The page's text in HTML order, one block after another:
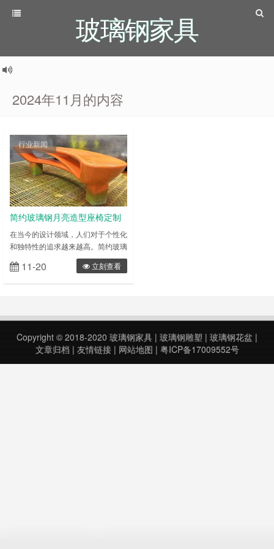
玻璃钢家具
2024年11月的内容
行业新闻
简约玻璃钢月亮造型座椅定制
在当今的设计领域，人们对于个性化
和独特性的追求越来越高。简约玻璃
钢月亮造型座椅定制，以其独特的设
计和高品质的材料，成为了众多场所
的理想选择。这款座椅不仅具有艺术
灵感 月亮，作为夜空中最美丽的天
体之一，一直以来都给人们带来无尽
的遐想和灵感。简约玻璃钢月亮造型
座椅的设计灵感正是来源于月亮的形
11-20 立刻查看
Copyright © 2018-2020 玻璃钢家具 | 玻璃钢雕塑 | 玻璃钢花盆 |
文章归档 | 友情链接| 网站地图 | 粤ICP备17009552号